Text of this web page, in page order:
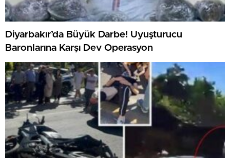
Diyarbakır’da Büyük Darbe! Uyuşturucu
Baronlarına Karşı Dev Operasyon